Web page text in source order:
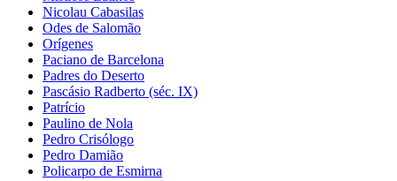
Nicolau Cabasilas
Odes de Salomão
Orígenes
Paciano de Barcelona
Padres do Deserto
Pascásio Radberto (séc. IX)
Patrício
Paulino de Nola
Pedro Crisólogo
Pedro Damião
Policarpo de Esmirna